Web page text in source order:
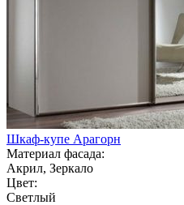
Шкаф-купе Арагорн
Материал фасада:
Акрил, Зеркало
Цвет:
Светлый